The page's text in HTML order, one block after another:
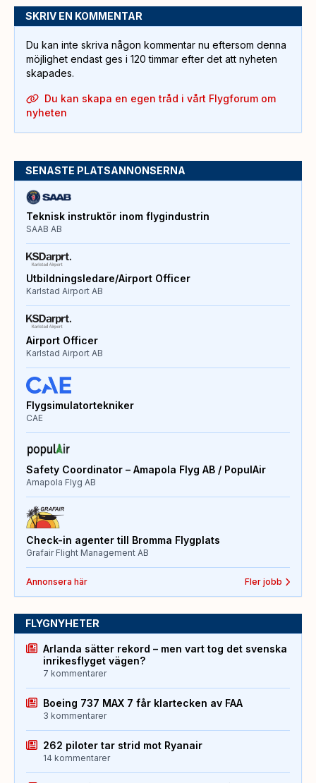
SKRIV EN KOMMENTAR
Du kan inte skriva någon kommentar nu eftersom denna
möjlighet endast ges i 120 timmar efter det att nyheten
skapades.
Du kan skapa en egen tråd i vårt Flygforum om
nyheten
SENASTE PLATSANNONSERNA
Teknisk instruktör inom flygindustrin
SAAB AB
Utbildningsledare/Airport Officer
Karlstad Airport AB
Airport Officer
Karlstad Airport AB
Flygsimulatortekniker
CAE
Safety Coordinator – Amapola Flyg AB / PopulAir
Amapola Flyg AB
Check-in agenter till Bromma Flygplats
Grafair Flight Management AB
Annonsera här Fler jobb
FLYGNYHETER
Arlanda sätter rekord – men vart tog det svenska
inrikesflyget vägen?
7 kommentarer
Boeing 737 MAX 7 får klartecken av FAA
3 kommentarer
262 piloter tar strid mot Ryanair
14 kommentarer